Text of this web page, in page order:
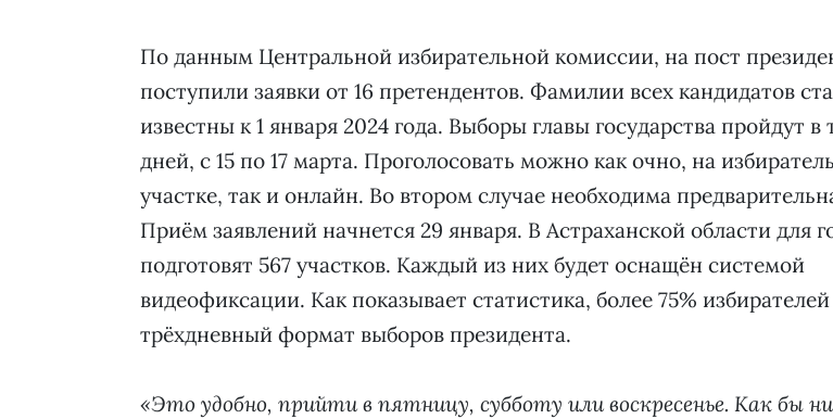
По данным Центральной избирательной комиссии, на пост
поступили заявки от 16 претендентов. Фамилии всех кандидатов
известны к 1 января 2024 года. Выборы главы государства пройдут в
дней, с 15 по 17 марта. Проголосовать можно как очно, на
участке, так и онлайн. Во втором случае необходима
Приём заявлений начнется 29 января. В Астраханской области для
подготовят 567 участков. Каждый из них будет оснащён системой
видеофиксации. Как показывает статистика, более 75%
трёхдневный формат выборов президента.
«Это удобно, прийти в пятницу, субботу или воскресенье. Как бы